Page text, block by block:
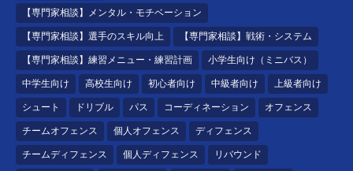
【専門家相談】メンタル・モチベーション
【専門家相談】選手のスキル向上 【専門家相談】戦術・システム
【専門家相談】練習メニュー・練習計画 小学生向け（ミニバス）
中学生向け 高校生向け 初心者向け 中級者向け 上級者向け
シュート ドリブル パス コーディネーション オフェンス
チームオフェンス 個人オフェンス ディフェンス
チームディフェンス 個人ディフェンス リバウンド